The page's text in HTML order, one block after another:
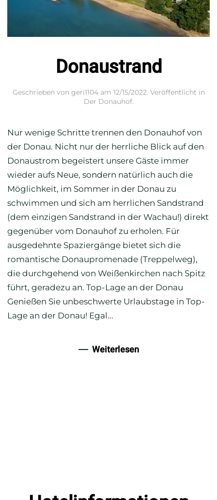
Donaustrand
Geschrieben von geri1104am 12/15/2022. Veröffentlicht in
Der Donauhof.
Nur wenige Schritte trennen den Donauhof von
der Donau. Nicht nur der herrliche Blick auf den
Donaustrom begeistert unsere Gäste immer
wieder aufs Neue, sondern natürlich auch die
Möglichkeit, im Sommer in der Donau zu
schwimmen und sich am herrlichen Sandstrand
(dem einzigen Sandstrand in der Wachau!) direkt
gegenüber vom Donauhof zu erholen. Für
ausgedehnte Spaziergänge bietet sich die
romantische Donaupromenade (Treppelweg),
die durchgehend von Weißenkirchen nach Spitz
führt, geradezu an. Top-Lage an der Donau
Genießen Sie unbeschwerte Urlaubstage in Top-
Lage an der Donau! Egal...
Weiterlesen